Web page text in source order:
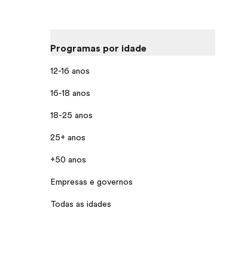
Programas por idade
12-16 anos
16-18 anos
18-25 anos
25+ anos
+50 anos
Empresas e governos
Todas as idades